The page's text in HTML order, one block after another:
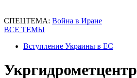
СПЕЦТЕМА: Война в Иране
ВСЕ ТЕМЫ
Вступление Украины в ЕС
Укргидрометцентр